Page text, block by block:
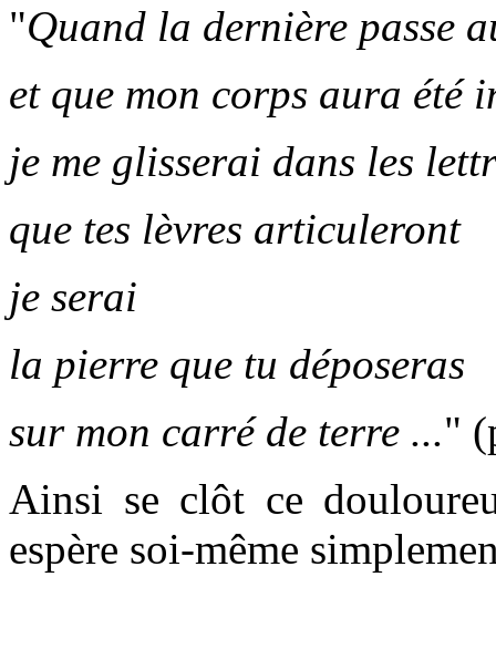
"Quand la dernière passe
et que mon corps aura été
je me glisserai dans les
que tes lèvres articuleront
je serai
la pierre que tu déposeras
sur mon carré de terre ..."
Ainsi se clôt ce
espère soi-même